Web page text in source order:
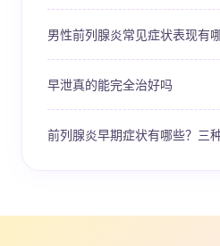
男性前列腺炎常见症状表现有
早泄真的能完全治好吗
前列腺炎早期症状有哪些？三